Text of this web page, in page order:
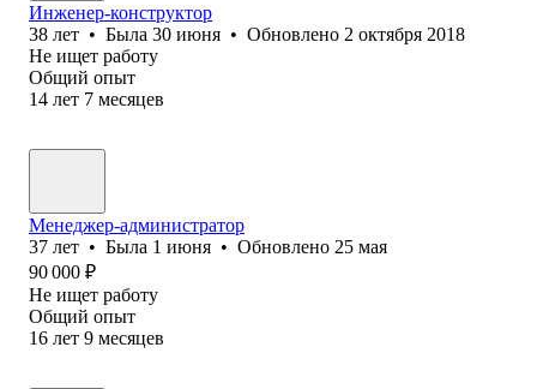
Инженер-конструктор
38 лет • Была 30 июня • Обновлено 2 октября 2018
Не ищет работу
Общий опыт
14 лет 7 месяцев
Менеджер-администратор
37 лет • Была 1 июня • Обновлено 25 мая
90 000 ₽
Не ищет работу
Общий опыт
16 лет 9 месяцев